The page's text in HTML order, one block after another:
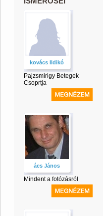
kovács Ildikó
Pajzsmirigy Betegek
Csoprtja
ács János
Mindent a fotózásról